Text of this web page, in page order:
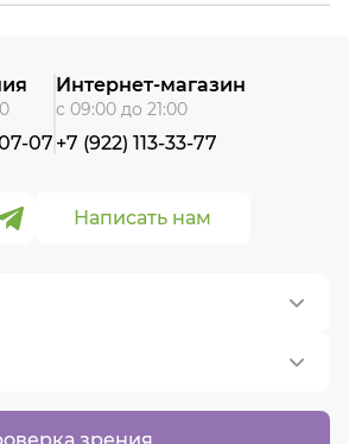
зрения
Написать нам
07
Интернет-магазин
с 09:00 до 21:00
+7 (922) 113-33-77